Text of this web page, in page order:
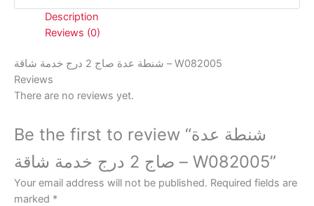
Description
Reviews (0)
شنطة عدة صاج 2 درج خدمة شاقة – W082005
Reviews
There are no reviews yet.
Be the first to review “شنطة عدة
صاج 2 درج خدمة شاقة – W082005”
Your email address will not be published. Required fields are
marked *